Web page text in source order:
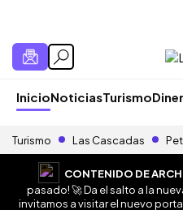
InicioNoticiasTurismo
Turismo Las Cascadas
CONTENIDO DE
pasado! 🚀 Da el salto a la
invitamos a visitar el nuevo